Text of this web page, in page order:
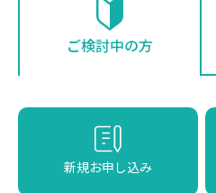
ご検討中の方
新規お申し込み